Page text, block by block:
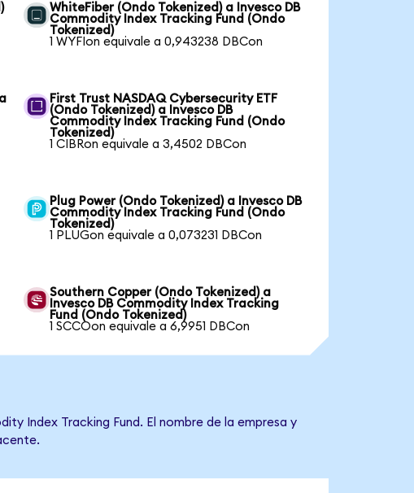
WhiteFiber (Ondo Tokenized) a Invesco DB
Commodity Index Tracking Fund (Ondo
Tokenized)
1 WYFIon equivale a 0,943238 DBCon
First Trust NASDAQ Cybersecurity ETF
(Ondo Tokenized) a Invesco DB
Commodity Index Tracking Fund (Ondo
Tokenized)
1 CIBRon equivale a 3,4502 DBCon
Plug Power (Ondo Tokenized) a Invesco DB
Commodity Index Tracking Fund (Ondo
Tokenized)
1 PLUGon equivale a 0,073231 DBCon
Southern Copper (Ondo Tokenized) a
Invesco DB Commodity Index Tracking
Fund (Ondo Tokenized)
1 SCCOon equivale a 6,9951 DBCon
Index Tracking Fund. El nombre de la empresa y